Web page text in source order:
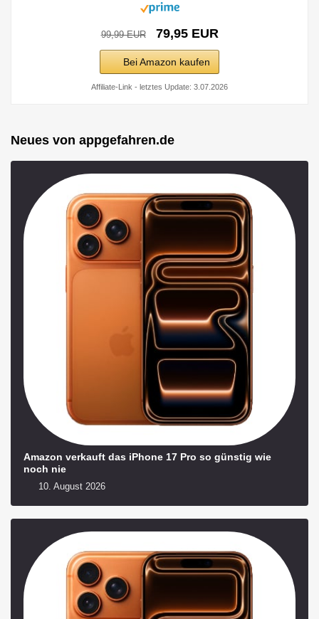
99,99 EUR 79,95 EUR
Bei Amazon kaufen
Affiliate-Link - letztes Update: 3.07.2026
Neues von appgefahren.de
Amazon verkauft das iPhone 17 Pro so günstig wie
noch nie
10. August 2026